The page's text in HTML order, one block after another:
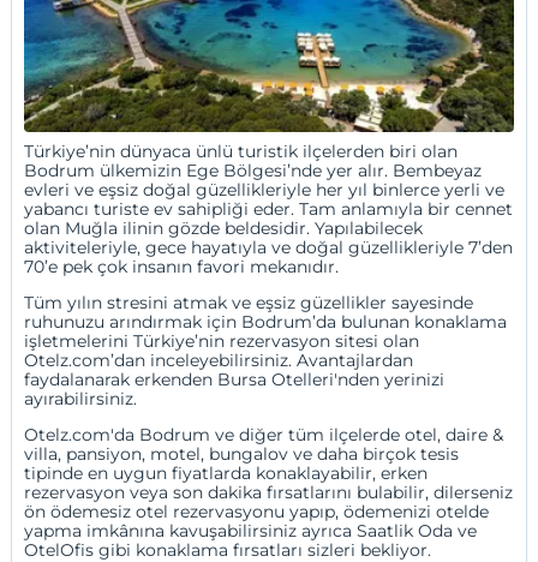
Türkiye’nin dünyaca ünlü turistik ilçelerden biri olan
Bodrum ülkemizin Ege Bölgesi’nde yer alır. Bembeyaz
evleri ve eşsiz doğal güzellikleriyle her yıl binlerce yerli ve
yabancı turiste ev sahipliği eder. Tam anlamıyla bir cennet
olan Muğla ilinin gözde beldesidir. Yapılabilecek
aktiviteleriyle, gece hayatıyla ve doğal güzellikleriyle 7’den
70’e pek çok insanın favori mekanıdır.
Tüm yılın stresini atmak ve eşsiz güzellikler sayesinde
ruhunuzu arındırmak için Bodrum’da bulunan konaklama
işletmelerini Türkiye’nin rezervasyon sitesi olan
Otelz.com’dan inceleyebilirsiniz. Avantajlardan
faydalanarak erkenden Bursa Otelleri'nden yerinizi
ayırabilirsiniz.
Otelz.com'da Bodrum ve diğer tüm ilçelerde otel, daire &
villa, pansiyon, motel, bungalov ve daha birçok tesis
tipinde en uygun fiyatlarda konaklayabilir,erken
rezervasyon veyason dakika fırsatlarını bulabilir, dilerseniz
ön ödemesiz otel rezervasyonu yapıp, ödemenizi otelde
yapma imkânına kavuşabilirsiniz ayrıcaSaatlik Oda ve
OtelOfis gibi konaklama fırsatları sizleri bekliyor.